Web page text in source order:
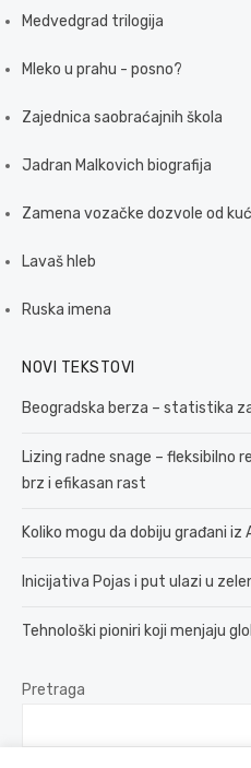
Medvedgrad trilogija
Mleko u prahu - posno?
Zajednica saobraćajnih škola
Jadran Malkovich biografija
Zamena vozačke dozvole od
Lavaš hleb
Ruska imena
NOVI TEKSTOVI
Beogradska berza – statistika
Lizing radne snage – fleksibilno
brz i efikasan rast
Koliko mogu da dobiju građani
Inicijativa Pojas i put ulazi u
Tehnološki pioniri koji menjaju
Pretraga